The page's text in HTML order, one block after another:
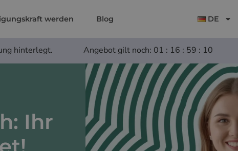
werden Blog DE
hinterlegt. Angebot gilt noch: 01 : 16 : 59 : 10
Ihr